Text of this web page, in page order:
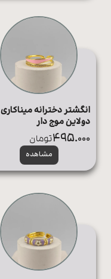
انگشتر دخترانه میناکاری
دولاین موج دار
مشاهده
495.000تومان